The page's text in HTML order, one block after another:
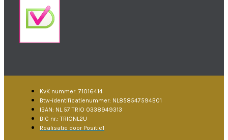
KvK nummer: 71016414
Btw-identificatienummer: NL858547594B01
IBAN: NL 57 TRIO 0338949313
BIC nr.: TRIONL2U
Realisatie door Positie1